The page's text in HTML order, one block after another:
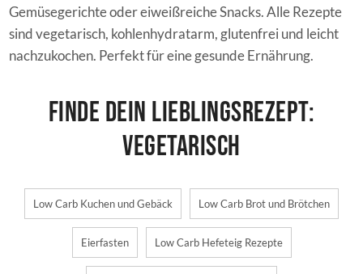
Gemüsegerichte oder eiweißreiche Snacks. Alle Rezepte
sind vegetarisch, kohlenhydratarm, glutenfrei und leicht
nachzukochen. Perfekt für eine gesunde Ernährung.
Finde dein Lieblingsrezept:
Vegetarisch
Low Carb Kuchen und Gebäck Low Carb Brot und Brötchen
Eierfasten Low Carb Hefeteig Rezepte